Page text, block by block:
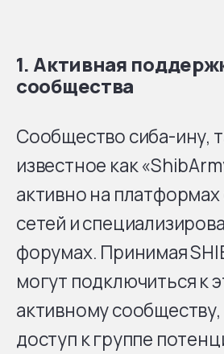
1. Активная
сообщества
Сообщество сиба-ину,
известное как
активно на
сетей и
форумах. Принимая
могут подключиться к
активному сообществу,
доступ к группе